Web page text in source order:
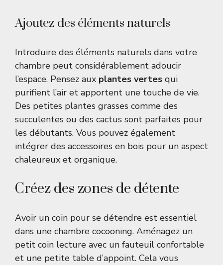
Ajoutez des éléments naturels
Introduire des éléments naturels dans votre
chambre peut considérablement adoucir
l’espace. Pensez aux plantes vertes qui
purifient l’air et apportent une touche de vie.
Des petites plantes grasses comme des
succulentes ou des cactus sont parfaites pour
les débutants. Vous pouvez également
intégrer des accessoires en bois pour un aspect
chaleureux et organique.
Créez des zones de détente
Avoir un coin pour se détendre est essentiel
dans une chambre cocooning. Aménagez un
petit coin lecture avec un fauteuil confortable
et une petite table d’appoint. Cela vous